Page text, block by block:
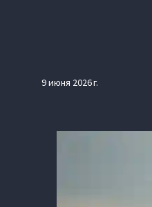
9 июня 2026 г.